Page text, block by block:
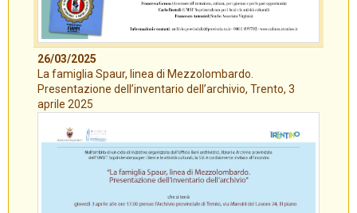
26/03/2025
La famiglia Spaur, linea di Mezzolombardo.
Presentazione dell’inventario dell’archivio, Trento, 3
aprile 2025